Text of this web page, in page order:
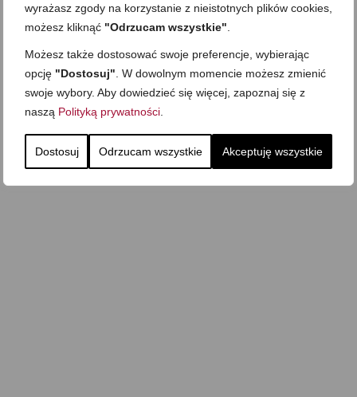
wyrażasz zgody na korzystanie z nieistotnych plików cookies,
możesz kliknąć "Odrzucam wszystkie"
Możesz także dostosować swoje preferencje, wybierając
opcję "Dostosuj" . W dowolnym momencie możesz zmienić
swoje wybory. Aby dowiedzieć się więcej, zapoznaj się z
naszą Polityką prywatności
Dostosuj Odrzucam wszystkie Akceptuję wszystkie